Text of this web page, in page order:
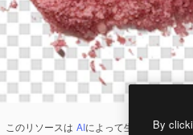
このリソースは AIによって生成されたも
By